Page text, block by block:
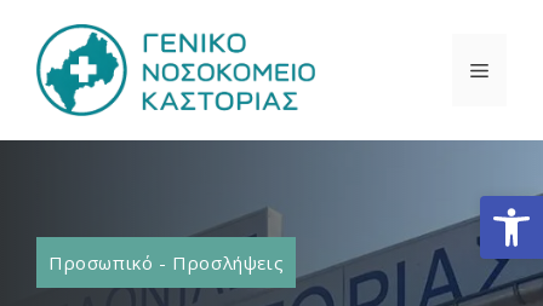
περιεχόμενο
Προσωπικό - Προσλήψεις